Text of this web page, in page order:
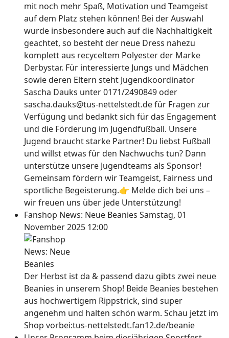
mit noch mehr Spaß, Motivation und Teamgeist
auf dem Platz stehen können! Bei der Auswahl
wurde insbesondere auch auf die Nachhaltigkeit
geachtet, so besteht der neue Dress nahezu
komplett aus recyceltem Polyester der Marke
Derbystar. Für interessierte Jungs und Mädchen
sowie deren Eltern steht Jugendkoordinator
Sascha Dauks unter 0171/2490849 oder
sascha.dauks@tus-nettelstedt.de für Fragen zur
Verfügung und bedankt sich für das Engagement
und die Förderung im Jugendfußball. Unsere
Jugend braucht starke Partner! Du liebst Fußball
und willst etwas für den Nachwuchs tun? Dann
unterstütze unsere Jugendteams als Sponsor!
Gemeinsam fördern wir Teamgeist, Fairness und
sportliche Begeisterung.👉 Melde dich bei uns –
wir freuen uns über jede Unterstützung!
Fanshop News: Neue Beanies Samstag, 01
November 2025 12:00
Der Herbst ist da & passend dazu gibts zwei neue
Beanies in unserem Shop! Beide Beanies bestehen
aus hochwertigem Rippstrick, sind super
angenehm und halten schön warm. Schau jetzt im
Shop vorbei:tus-nettelstedt.fan12.de/beanie